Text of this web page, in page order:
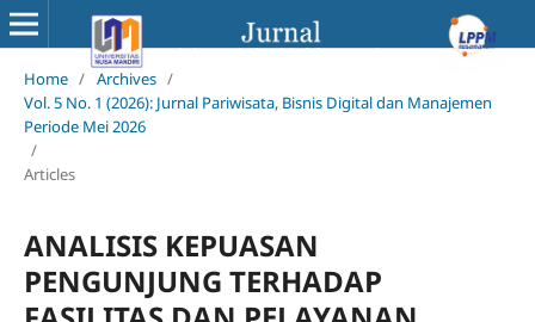
Home / Archives /
Vol. 5 No. 1 (2026): Jurnal Pariwisata, Bisnis Digital dan Manajemen
Periode Mei 2026
/
Articles
ANALISIS KEPUASAN
PENGUNJUNG TERHADAP